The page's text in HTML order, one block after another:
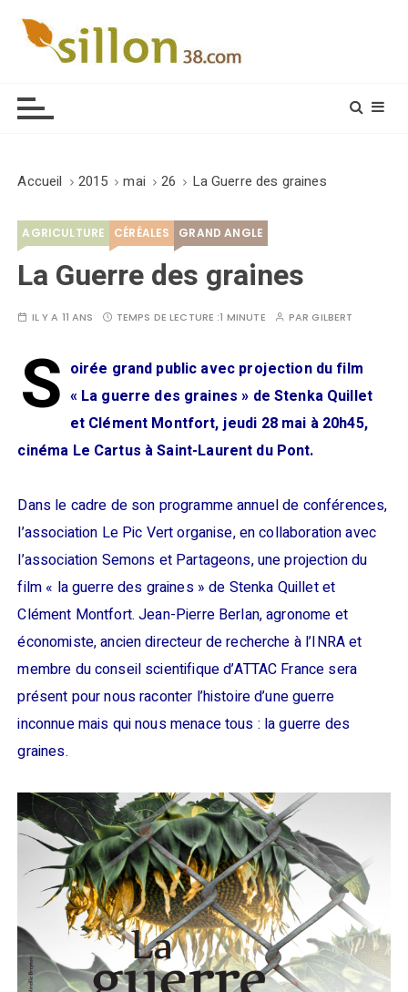
Accueil 2015 mai 26 La Guerre des graines
AGRICULTURE CÉRÉALES GRAND ANGLE
La Guerre des graines
IL Y A 11 ANS TEMPS DE LECTURE :1 MINUTE PARGILBERT
S oirée grand public avec projection du film
« La guerre des graines » de Stenka Quillet
et Clément Montfort, jeudi 28 mai à 20h45,
cinéma Le Cartus à Saint-Laurent du Pont.
Dans le cadre de son programme annuel de conférences,
l’association Le Pic Vert organise, en collaboration avec
l’association Semons et Partageons, une projection du
film « la guerre des graines » de Stenka Quillet et
Clément Montfort. Jean-Pierre Berlan, agronome et
économiste, ancien directeur de recherche à l’INRA et
membre du conseil scientifique d’ATTAC France sera
présent pour nous raconter l’histoire d’une guerre
inconnue mais qui nous menace tous : la guerre des
graines.